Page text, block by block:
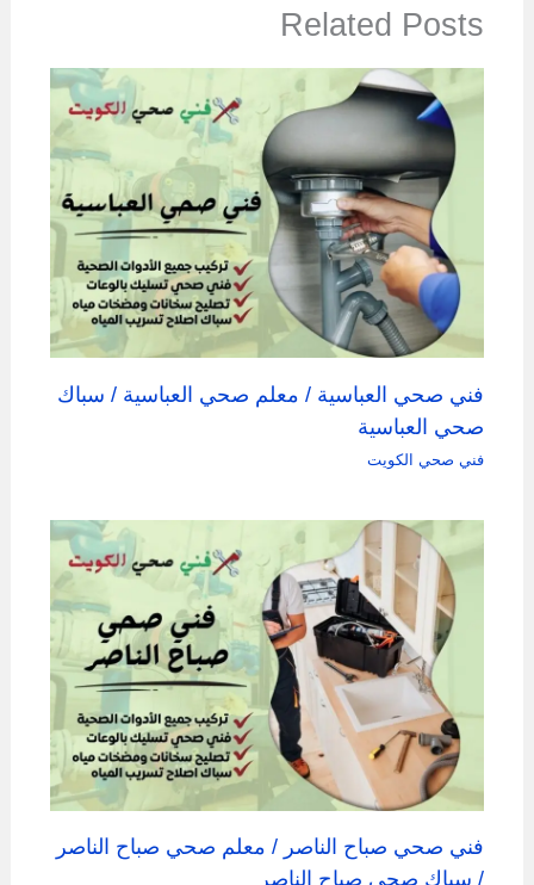
Related Posts
فني صحي العباسية / معلم صحي العباسية / سباك
صحي العباسية
فني صحي الكويت
فني صحي صباح الناصر / معلم صحي صباح الناصر
/ سباك صحي صباح الناصر